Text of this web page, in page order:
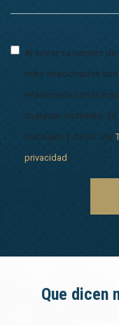
Al enviar su número
texto relacionados
relacionada con la
cualquier momento.
mensajes y datos. Ver
privacidad .
Que dicen